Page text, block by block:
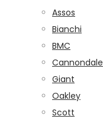
Assos
Bianchi
BMC
Cannondale
Giant
Oakley
Scott